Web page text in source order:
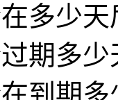
多少
期多
到期